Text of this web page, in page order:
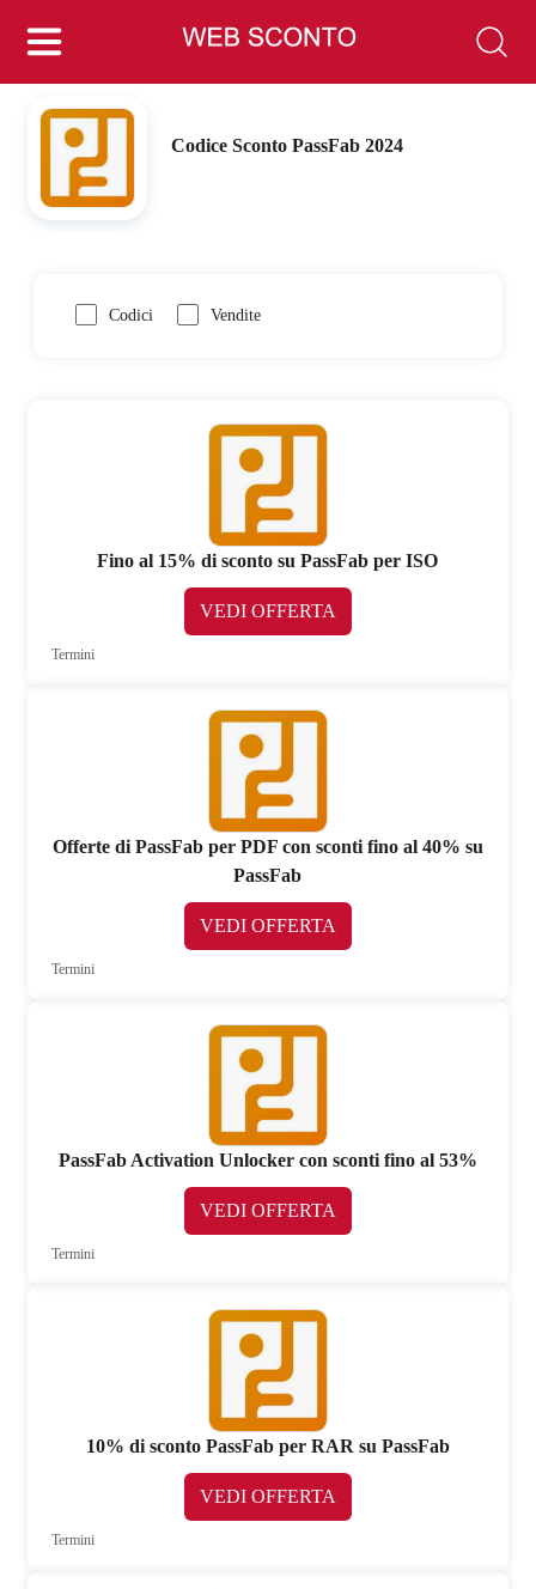
Codice Sconto PassFab 2024
Codici Vendite
Fino al 15% di sconto su PassFab per ISO
VEDI OFFERTA
Termini
Offerte di PassFab per PDF con sconti fino al 40% su
PassFab
VEDI OFFERTA
Termini
PassFab Activation Unlocker con sconti fino al 53%
VEDI OFFERTA
Termini
10% di sconto PassFab per RAR su PassFab
VEDI OFFERTA
Termini